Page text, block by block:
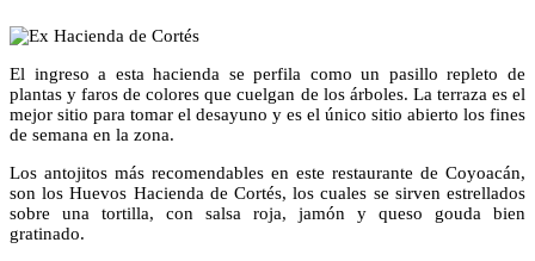
El ingreso a esta hacienda se perfila como un pasillo repleto de
plantas y faros de colores que cuelgan de los árboles. La terraza es el
mejor sitio para tomar el desayuno y es el único sitio abierto los fines
de semana en la zona.
Los antojitos más recomendables en este restaurante de Coyoacán,
son los Huevos Hacienda de Cortés, los cuales se sirven estrellados
sobre una tortilla, con salsa roja, jamón y queso gouda bien
gratinado.